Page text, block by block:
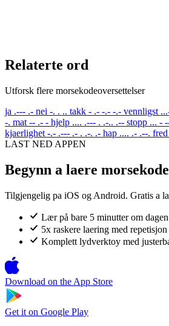
Relaterte ord
Utforsk flere morsekodeoversettelser
ja .--- .- nei -. . .. takk - .- -.- -.- vennligst
-. mat -- .- - hjelp .... .--- . .-.. .-- stopp ... -
kjaerlighet -.- .--- .- . .-. .- hap .... .- .--. fred
LAST NED APPEN
Begynn a laere
Tilgjengelig pa iOS og Android. Gratis a
Lær på bare 5 minutter om dagen
5x raskere laering med
Komplett lydverktoy med
Download on the App Store
Get it on Google Play